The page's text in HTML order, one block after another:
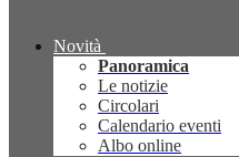
Novità
Panoramica
Le notizie
Circolari
Calendario eventi
Albo online